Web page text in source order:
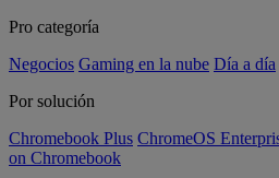
Pro categoría
Negocios Gaming en la nube Día a día
Por solución
Chromebook Plus ChromeOS
on Chromebook